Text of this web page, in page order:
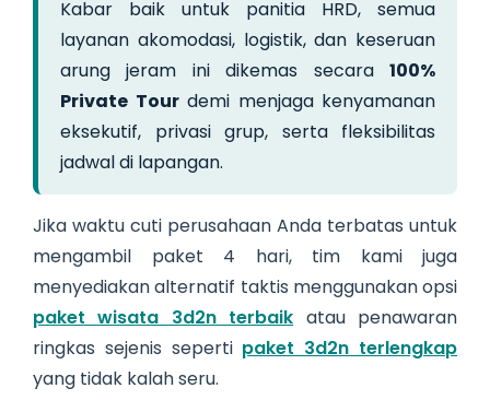
Kabar baik untuk panitia HRD, semua
layanan akomodasi, logistik, dan keseruan
arung jeram ini dikemas secara 100%
Private Tourdemi menjaga kenyamanan
eksekutif, privasi grup, serta fleksibilitas
jadwal di lapangan.
Jika waktu cuti perusahaan Anda terbatas untuk
mengambil paket 4 hari, tim kami juga
menyediakan alternatif taktis menggunakan opsi
paket wisata 3d2n terbaik atau penawaran
ringkas sejenis seperti paket 3d2n terlengkap
yang tidak kalah seru.